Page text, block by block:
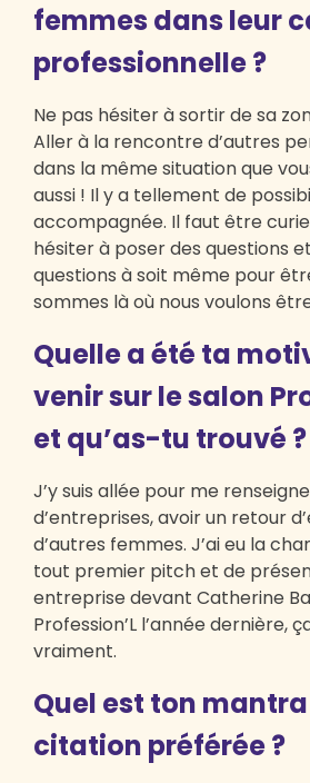
femmes dans leur
professionnelle ?
Ne pas hésiter à sortir de sa
Aller à la rencontre d’autres
dans la même situation que
aussi ! Il y a tellement de
accompagnée. Il faut être
hésiter à poser des questions
questions à soit même pour
sommes là où nous voulons
Quelle a été ta
venir sur le salon
et qu’as-tu trouvé ?
J’y suis allée pour me
d’entreprises, avoir un retour
d’autres femmes. J’ai eu la
tout premier pitch et de
entreprise devant Catherine
Profession’L l’année dernière,
vraiment.
Quel est ton
citation préférée ?